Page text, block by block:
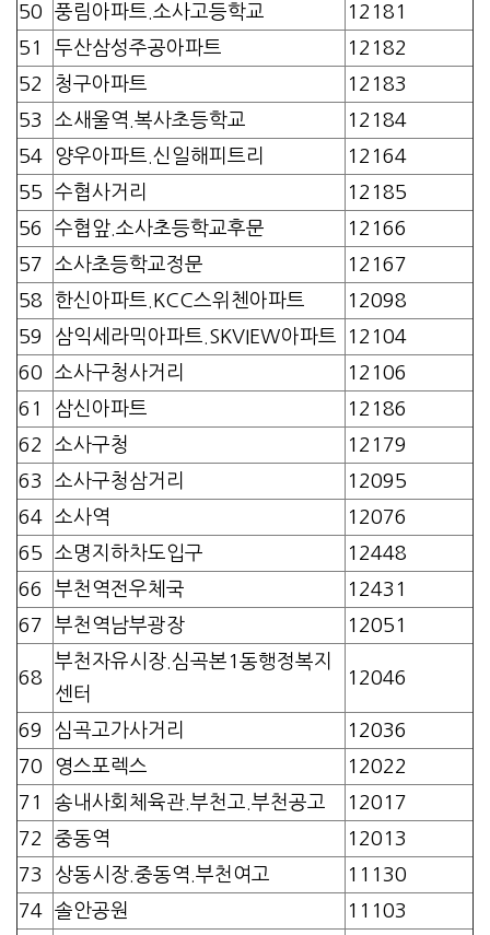
50 풍림아파트.소사고등학교
12181
51
두산삼성주공아파트
12182
52
청구아파트
12183
53
소새울역.복사초등학교
12184
54
양우아파트.신일해피트리
12164
55
수협사거리
12185
56
수협앞.소사초등학교후문
12166
57
소사초등학교정문
12167
58
한신아파트.KCC스위첸아파트
12098
59
삼익세라믹아파트.SKVIEW아파트
12104
60
소사구청사거리
12106
61
삼신아파트
12186
62
소사구청
12179
63
소사구청삼거리
12095
64
소사역
12076
65
소명지하차도입구
12448
66
부천역전우체국
12431
67
부천역남부광장 12051
68
부천자유시장.심곡본1동행정복지
센터
12046
69 심곡고가사거리
12036
70
영스포렉스
12022
71
송내사회체육관.부천고.부천공고
12017
72
중동역
12013
73
상동시장.중동역.부천여고
11130
74
솔안공원
11103